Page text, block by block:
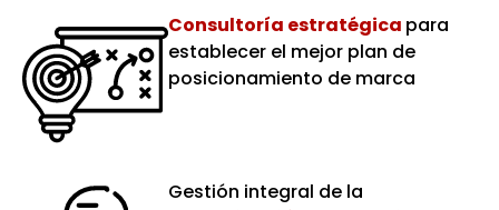
Consultoría estratégica para
establecer el mejor plan de
posicionamiento de marca
Gestión integral de la